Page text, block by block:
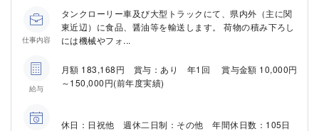
仕事内容
タンクローリー車及び大型トラックにて、県内外（主に関
東近辺）に食品、醤油等を輸送します。 荷物の積み下ろし
には機械やフォ...
給与
月額 183,168円 賞与：あり 年1回 賞与金額 10,000円
～150,000円(前年度実績)
休日：日祝他 週休二日制：その他 年間休日数：105日